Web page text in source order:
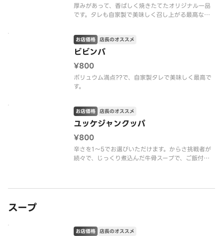
厚みがあって、香ばしく焼きたてたオリジナル一品
です。タレも自家製で美味しく召し上がる最高な一
ビビンバ
お店価格 店長のオススメ
¥800
ボリュウム満点??で、自家製タレで美味しく最高で
す。
ユッケジャンクッパ
お店価格 店長のオススメ
¥800
辛さを1～5でお選びいただけます。からさ挑戦者が
続々で、じっくり煮込んだ牛骨スープで、ご飯付き
スープ
お店価格 店長のオススメ